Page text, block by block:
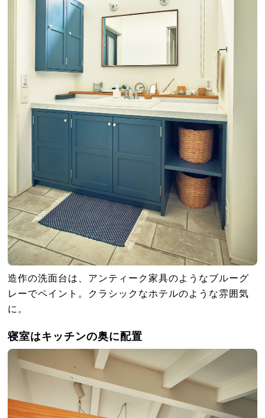
造作の洗面台は、アンティーク家具のようなブルーグ
レーでペイント。クラシックなホテルのような雰囲気
に。
寝室はキッチンの奥に配置